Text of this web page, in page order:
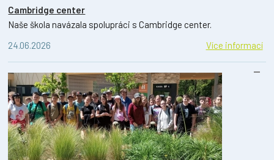
Cambridge center
Naše škola navázala spolupráci s Cambridge center.
24.06.2026
Více informací